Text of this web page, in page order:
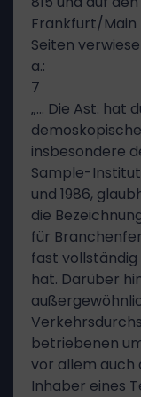
Frankfurt/Main
Seiten
a.:
7
„… Die Ast. hat
insbesondere
Sample-
und 1986,
die
für
fast
hat. Darüber
betriebenen
vor allem auch
Inhaber eines